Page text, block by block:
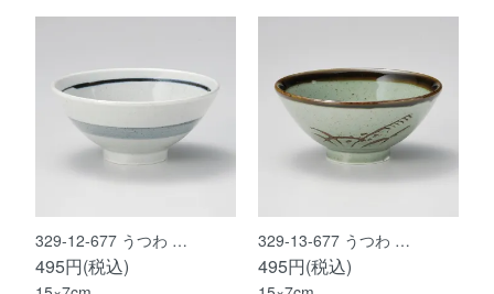
329-12-677 うつわ …
495円(税込)
329-13-677 うつわ …
495円(税込)